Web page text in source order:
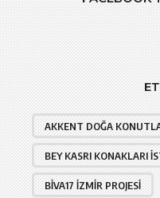
AKKENT DOĞA
BEY KASRI KONAKLARI
BIVA17 İZMIR PROJESI